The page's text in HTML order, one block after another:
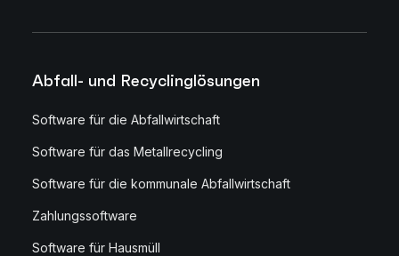
Abfall- und Recyclinglösungen
Software für die Abfallwirtschaft
Software für das Metallrecycling
Software für die kommunale Abfallwirtschaft
Zahlungssoftware
Software für Hausmüll